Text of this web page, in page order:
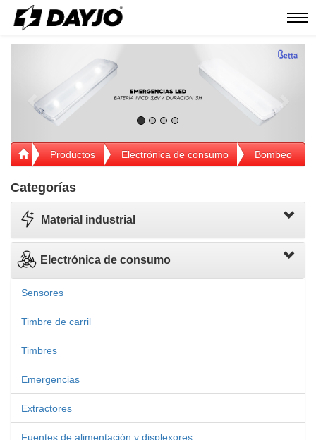
Next
Productos Electrónica de consumo Bombeo
Categorías
Material industrial
Electrónica de consumo
Sensores
Timbre de carril
Timbres
Emergencias
Extractores
Fuentes de alimentación y displexores